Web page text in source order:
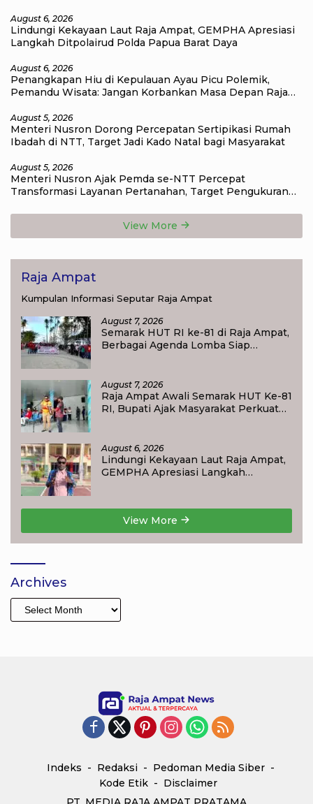
August 6, 2026
Lindungi Kekayaan Laut Raja Ampat, GEMPHA Apresiasi
Langkah Ditpolairud Polda Papua Barat Daya
August 6, 2026
Penangkapan Hiu di Kepulauan Ayau Picu Polemik,
Pemandu Wisata: Jangan Korbankan Masa Depan Raja
August 5, 2026
Menteri Nusron Dorong Percepatan Sertipikasi Rumah
Ibadah di NTT, Target Jadi Kado Natal bagi Masyarakat
August 5, 2026
Menteri Nusron Ajak Pemda se-NTT Percepat
Transformasi Layanan Pertanahan, Target Pengukuran
View More
Raja Ampat
Kumpulan Informasi Seputar Raja Ampat
August 7, 2026
Semarak HUT RI ke-81 di Raja Ampat,
Berbagai Agenda Lomba Siap
August 7, 2026
Raja Ampat Awali Semarak HUT Ke-81
RI, Bupati Ajak Masyarakat Perkuat
August 6, 2026
Lindungi Kekayaan Laut Raja Ampat,
GEMPHA Apresiasi Langkah
View More
Archives
Archives
Indeks Redaksi
Pedoman Media Siber
Kode Etik
Disclaimer